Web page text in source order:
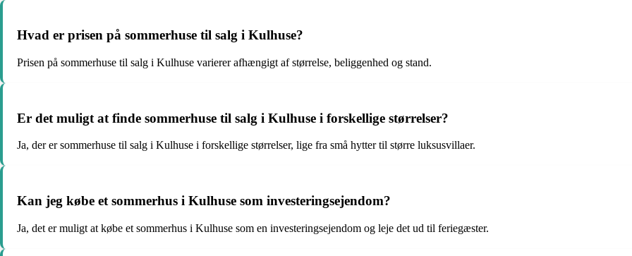
Hvad er prisen på sommerhuse til salg i Kulhuse?
Prisen på sommerhuse til salg i Kulhuse varierer afhængigt af størrelse, beliggenhed og stand.
Er det muligt at finde sommerhuse til salg i Kulhuse i forskellige størrelser?
Ja, der er sommerhuse til salg i Kulhuse i forskellige størrelser, lige fra små hytter til større luksusvillaer.
Kan jeg købe et sommerhus i Kulhuse som investeringsejendom?
Ja, det er muligt at købe et sommerhus i Kulhuse som en investeringsejendom og leje det ud til feriegæster.